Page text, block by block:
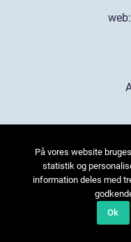
web:
På vores website
statistik og
information deles med
Ok